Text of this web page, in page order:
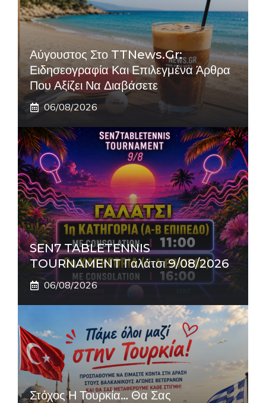
Αύγουστος Στο TTNews.gr:
Ειδησεογραφία Και Επιλεγμένα Άρθρα
Που Αξίζει Να Διαβάσετε
06/08/2026
SEN7 TABLETENNIS
TOURNAMENT Γαλάτσι 9/08/2026
06/08/2026
Στόχος Η Τουρκία… Θα Σας